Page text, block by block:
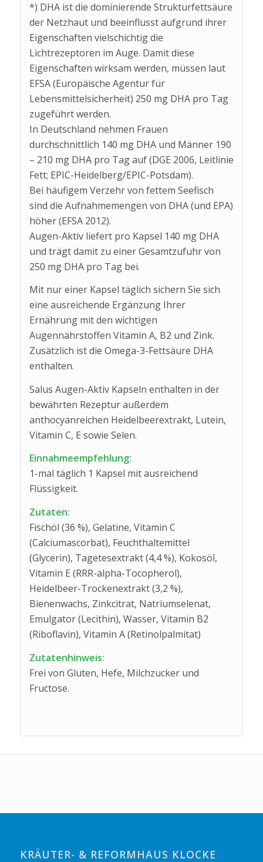
*) DHA ist die dominierende Strukturfettsäure
der Netzhaut und beeinflusst aufgrund ihrer
Eigenschaften vielschichtig die
Lichtrezeptoren im Auge. Damit diese
Eigenschaften wirksam werden, müssen laut
EFSA (Europäische Agentur für
Lebensmittelsicherheit) 250 mg DHA pro Tag
zugeführt werden.
In Deutschland nehmen Frauen
durchschnittlich 140 mg DHA und Männer 190
– 210 mg DHA pro Tag auf (DGE 2006, Leitlinie
Fett; EPIC-Heidelberg/EPIC-Potsdam).
Bei häufigem Verzehr von fettem Seefisch
sind die Aufnahmemengen von DHA (und EPA)
höher (EFSA 2012).
Augen-Aktiv liefert pro Kapsel 140 mg DHA
und trägt damit zu einer Gesamtzufuhr von
250 mg DHA pro Tag bei.
Mit nur einer Kapsel täglich sichern Sie sich
eine ausreichende Ergänzung Ihrer
Ernährung mit den wichtigen
Augennährstoffen Vitamin A, B2 und Zink.
Zusätzlich ist die Omega-3-Fettsäure DHA
enthalten.
Salus Augen-Aktiv Kapseln enthalten in der
bewährten Rezeptur außerdem
anthocyanreichen Heidelbeerextrakt, Lutein,
Vitamin C, E sowie Selen.
Einnahmeempfehlung:
1-mal täglich 1 Kapsel mit ausreichend
Flüssigkeit.
Zutaten:
Fischöl (36 %), Gelatine, Vitamin C
(Calciumascorbat), Feuchthaltemittel
(Glycerin), Tagetesextrakt (4,4 %), Kokosöl,
Vitamin E (RRR-alpha-Tocopherol),
Heidelbeer-Trockenextrakt (3,2 %),
Bienenwachs, Zinkcitrat, Natriumselenat,
Emulgator (Lecithin), Wasser, Vitamin B2
(Riboflavin), Vitamin A (Retinolpalmitat)
Zutatenhinweis:
Frei von Gluten, Hefe, Milchzucker und
Fructose.
KRÄUTER- & REFORMHAUS KLOCKE